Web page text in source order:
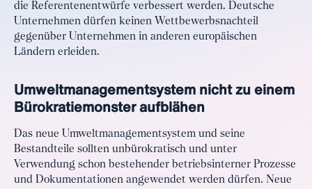
die Referentenentwürfe verbessert werden. Deutsche
Unternehmen dürfen keinen Wettbewerbsnachteil
gegenüber Unternehmen in anderen europäischen
Ländern erleiden.
Umweltmanagementsystem nicht zu einem
Bürokratiemonster aufblähen
Das neue Umweltmanagementsystem und seine
Bestandteile sollten unbürokratisch und unter
Verwendung schon bestehender betriebsinterner Prozesse
und Dokumentationen angewendet werden dürfen. Neue